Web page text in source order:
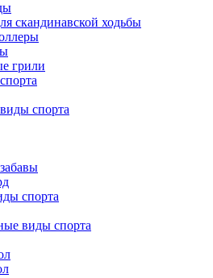
скандинавской ходьбы
грили
спорта
спорта
виды спорта